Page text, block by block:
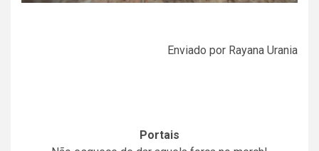
Enviado por Rayana Urania
Portais